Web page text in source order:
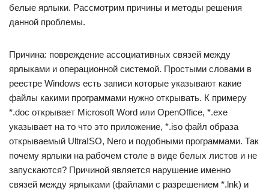
белые ярлыки. Рассмотрим причины и методы решения
данной проблемы.
Причина: повреждение ассоциативных связей между
ярлыками и операционной системой. Простыми словами в
реестре Windows есть записи которые указывают какие
файлы какими программами нужно открывать. К примеру
*.doc открывает Microsoft Word или OpenOffice, *.exe
указывает на то что это приложение, *.iso файл образа
открываемый UltraISO, Nero и подобными программами. Так
почему ярлыки на рабочем столе в виде белых листов и не
запускаются? Причиной является нарушение именно
связей между ярлыками (файлами с разрешением *.lnk) и